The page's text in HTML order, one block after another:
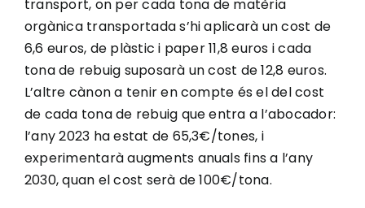
transport, on per cada tona de matèria
orgànica transportada s’hi aplicarà un cost de
6,6 euros, de plàstic i paper 11,8 euros i cada
tona de rebuig suposarà un cost de 12,8 euros.
L’altre cànon a tenir en compte és el del cost
de cada tona de rebuig que entra a l’abocador:
l’any 2023 ha estat de 65,3€/tones, i
experimentarà augments anuals fins a l’any
2030, quan el cost serà de 100€/tona.